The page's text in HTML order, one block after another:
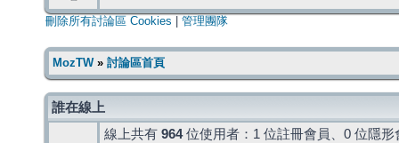
刪除所有討論區 Cookies 管理團隊
MozTW» 討論區首頁
誰在線上
線上共有 964位使用者：1 位註冊會員、0 位隱